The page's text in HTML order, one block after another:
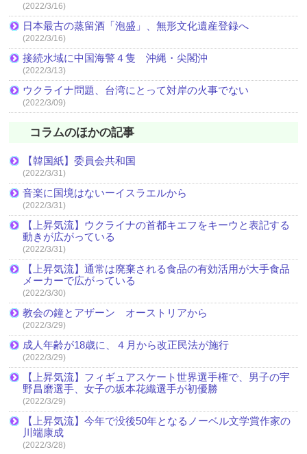
(2022/3/16)
日本最古の蒸留酒「泡盛」、無形文化遺産登録へ
(2022/3/16)
接続水域に中国海警４隻 沖縄・尖閣沖
(2022/3/13)
ウクライナ問題、台湾にとって対岸の火事でない
(2022/3/09)
コラムのほかの記事
【韓国紙】委員会共和国
(2022/3/31)
音楽に国境はないーイスラエルから
(2022/3/31)
【上昇気流】ウクライナの首都キエフをキーウと表記する
動きが広がっている
(2022/3/31)
【上昇気流】通常は廃棄される食品の有効活用が大手食品
メーカーで広がっている
(2022/3/30)
教会の鐘とアザーン オーストリアから
(2022/3/29)
成人年齢が18歳に、４月から改正民法が施行
(2022/3/29)
【上昇気流】フィギュアスケート世界選手権で、男子の宇
野昌磨選手、女子の坂本花織選手が初優勝
(2022/3/29)
【上昇気流】今年で没後50年となるノーベル文学賞作家の
川端康成
(2022/3/28)